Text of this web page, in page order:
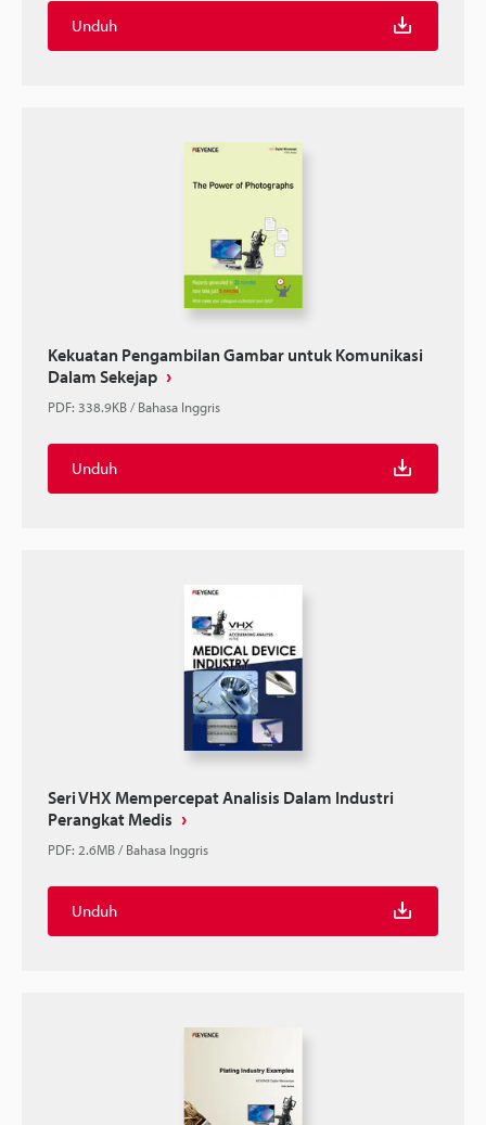
Unduh
Kekuatan Pengambilan Gambar untuk Komunikasi
Dalam Sekejap
PDF: 338.9KB/Bahasa Inggris
Unduh
Seri VHX Mempercepat Analisis Dalam Industri
Perangkat Medis
PDF: 2.6MB/Bahasa Inggris
Unduh